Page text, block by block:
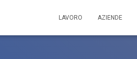
LAVORO AZIENDE